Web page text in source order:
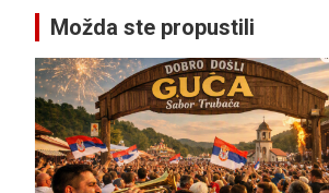
Možda ste propustili